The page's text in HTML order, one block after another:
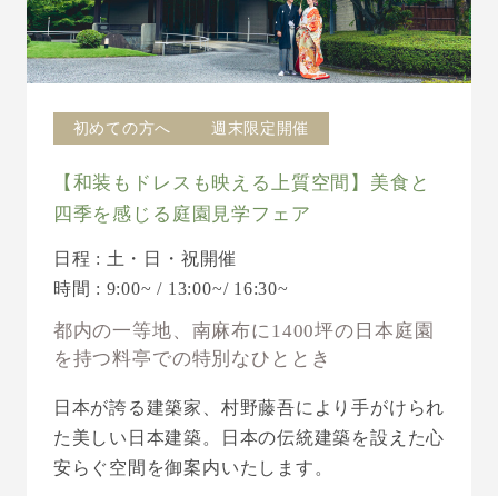
初めての方へ 週末限定開催
【和装もドレスも映える上質空間】美食と
四季を感じる庭園見学フェア
日程 : 土・日・祝開催
時間 : 9:00~ / 13:00~/ 16:30~
都内の一等地、南麻布に1400坪の日本庭園
を持つ料亭での特別なひととき
日本が誇る建築家、村野藤吾により手がけられ
た美しい日本建築。日本の伝統建築を設えた心
安らぐ空間を御案内いたします。